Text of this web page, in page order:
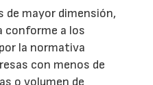
de mayor dimensión,
conforme a los
la normativa
con menos de